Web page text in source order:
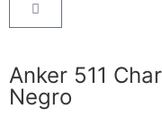
Anker 511
Negro